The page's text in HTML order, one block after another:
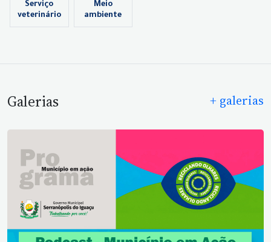
Serviço
veterinário
Meio
ambiente
Galerias + galerias